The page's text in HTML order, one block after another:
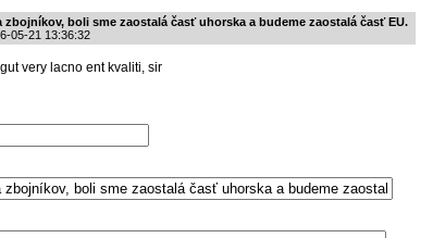
zbojníkov, boli sme zaostalá časť uhorska a budeme zaostalá časť EU.
05-21 13:36:32
very lacno ent kvaliti, sir